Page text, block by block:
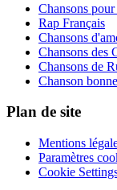
Chansons
Rap Français
Chansons
Chansons des
Chansons de
Chanson
Plan de site
Mentions
Paramètres
Cookie